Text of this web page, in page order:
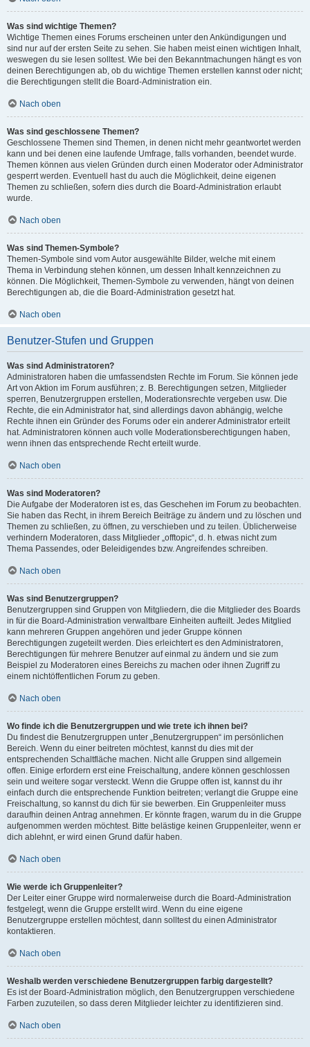
Was sind wichtige Themen?
Wichtige Themen eines Forums erscheinen unter den Ankündigungen und
sind nur auf der ersten Seite zu sehen. Sie haben meist einen wichtigen Inhalt,
weswegen du sie lesen solltest. Wie bei den Bekanntmachungen hängt es von
deinen Berechtigungen ab, ob du wichtige Themen erstellen kannst oder nicht;
die Berechtigungen stellt die Board-Administration ein.
Nach oben
Was sind geschlossene Themen?
Geschlossene Themen sind Themen, in denen nicht mehr geantwortet werden
kann und bei denen eine laufende Umfrage, falls vorhanden, beendet wurde.
Themen können aus vielen Gründen durch einen Moderator oder Administrator
gesperrt werden. Eventuell hast du auch die Möglichkeit, deine eigenen
Themen zu schließen, sofern dies durch die Board-Administration erlaubt
wurde.
Nach oben
Was sind Themen-Symbole?
Themen-Symbole sind vom Autor ausgewählte Bilder, welche mit einem
Thema in Verbindung stehen können, um dessen Inhalt kennzeichnen zu
können. Die Möglichkeit, Themen-Symbole zu verwenden, hängt von deinen
Berechtigungen ab, die die Board-Administration gesetzt hat.
Nach oben
Benutzer-Stufen und Gruppen
Was sind Administratoren?
Administratoren haben die umfassendsten Rechte im Forum. Sie können jede
Art von Aktion im Forum ausführen; z. B. Berechtigungen setzen, Mitglieder
sperren, Benutzergruppen erstellen, Moderationsrechte vergeben usw. Die
Rechte, die ein Administrator hat, sind allerdings davon abhängig, welche
Rechte ihnen ein Gründer des Forums oder ein anderer Administrator erteilt
hat. Administratoren können auch volle Moderationsberechtigungen haben,
wenn ihnen das entsprechende Recht erteilt wurde.
Nach oben
Was sind Moderatoren?
Die Aufgabe der Moderatoren ist es, das Geschehen im Forum zu beobachten.
Sie haben das Recht, in ihrem Bereich Beiträge zu ändern und zu löschen und
Themen zu schließen, zu öffnen, zu verschieben und zu teilen. Üblicherweise
verhindern Moderatoren, dass Mitglieder „offtopic“, d. h. etwas nicht zum
Thema Passendes, oder Beleidigendes bzw. Angreifendes schreiben.
Nach oben
Was sind Benutzergruppen?
Benutzergruppen sind Gruppen von Mitgliedern, die die Mitglieder des Boards
in für die Board-Administration verwaltbare Einheiten aufteilt. Jedes Mitglied
kann mehreren Gruppen angehören und jeder Gruppe können
Berechtigungen zugeteilt werden. Dies erleichtert es den Administratoren,
Berechtigungen für mehrere Benutzer auf einmal zu ändern und sie zum
Beispiel zu Moderatoren eines Bereichs zu machen oder ihnen Zugriff zu
einem nichtöffentlichen Forum zu geben.
Nach oben
Wo finde ich die Benutzergruppen und wie trete ich ihnen bei?
Du findest die Benutzergruppen unter „Benutzergruppen“ im persönlichen
Bereich. Wenn du einer beitreten möchtest, kannst du dies mit der
entsprechenden Schaltfläche machen. Nicht alle Gruppen sind allgemein
offen. Einige erfordern erst eine Freischaltung, andere können geschlossen
sein und weitere sogar versteckt. Wenn die Gruppe offen ist, kannst du ihr
einfach durch die entsprechende Funktion beitreten; verlangt die Gruppe eine
Freischaltung, so kannst du dich für sie bewerben. Ein Gruppenleiter muss
daraufhin deinen Antrag annehmen. Er könnte fragen, warum du in die Gruppe
aufgenommen werden möchtest. Bitte belästige keinen Gruppenleiter, wenn er
dich ablehnt, er wird einen Grund dafür haben.
Nach oben
Wie werde ich Gruppenleiter?
Der Leiter einer Gruppe wird normalerweise durch die Board-Administration
festgelegt, wenn die Gruppe erstellt wird. Wenn du eine eigene
Benutzergruppe erstellen möchtest, dann solltest du einen Administrator
kontaktieren.
Nach oben
Weshalb werden verschiedene Benutzergruppen farbig dargestellt?
Es ist der Board-Administration möglich, den Benutzergruppen verschiedene
Farben zuzuteilen, so dass deren Mitglieder leichter zu identifizieren sind.
Nach oben